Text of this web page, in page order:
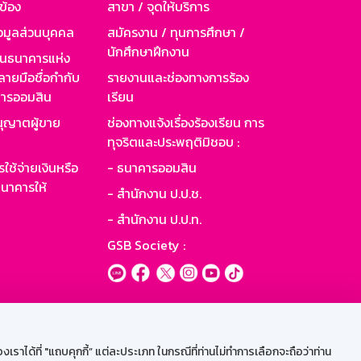
ได้ที่ "แถบคุกกี้” แต่ละประเภท ในกรณีที่ท่านไม่ทำการเลือกจะถือว่าท่าน
อง
มูลส่วนบุคคล
นาคารแห่ง
ายมือชื่อกำกับ
รออมสิน
ญาตผู้ขาย
ช้จ่ายเงินหรือ
คารให้
สาขา / จุดให้บริการ
สมัครงาน / ทุนการศึกษา /
นักศึกษาฝึกงาน
รายงานและช่องทางการร้อง
เรียน
ช่องทางแจ้งเรื่องร้องเรียน การ
ทุจริตและประพฤติมิชอบ :
- ธนาคารออมสิน
- สำนักงาน ป.ป.ช.
- สำนักงาน ป.ป.ท.
GSB Society :